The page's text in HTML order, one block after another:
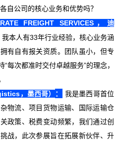
自公司的核心业务和优势吗？
FREIGHT SERVICES，迪
本人有33年行业经验，核心业务涵
有自有报关资质。团队虽小，但专
每次都准时交付卓越服务”的理念，
，墨西哥） ：
我是墨西哥首位
物流、项目货物运输、国际运输仓
政策、税费变动频繁，我们通过创
战，此次参展旨在拓展新伙伴、升